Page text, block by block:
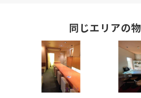
同じエリアの